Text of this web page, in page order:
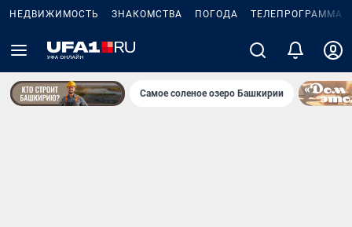
НЕДВИЖИМОСТЬ ЗНАКОМСТВА ПОГОДА ТЕЛЕПРОГРАММА
Самое соленое озеро Башкирии